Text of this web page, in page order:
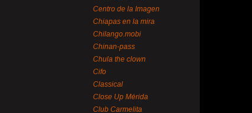
Centro de la Imagen
Chiapas en la mira
Chilango.mobi
Chinan-pass
Chula the clown
Cifo
Classical
Close Up Mérida
Club Carmelita